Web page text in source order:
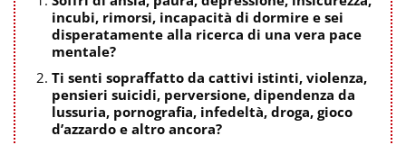
incubi, rimorsi, incapacità di dormire e sei
disperatamente alla ricerca di una vera pace
mentale?
Ti senti sopraffatto da cattivi istinti, violenza,
pensieri suicidi, perversione, dipendenza da
lussuria, pornografia, infedeltà, droga, gioco
d’azzardo e altro ancora?